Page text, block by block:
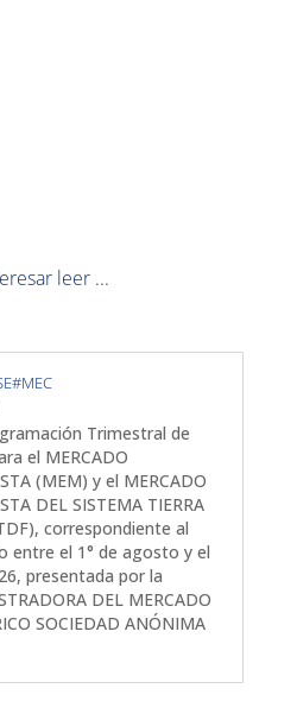
leer ...
Trimestral de
el MERCADO
(MEM) y el MERCADO
DEL SISTEMA TIERRA
correspondiente al
entre el 1° de agosto y el
presentada por la
DEL MERCADO
SOCIEDAD ANÓNIMA